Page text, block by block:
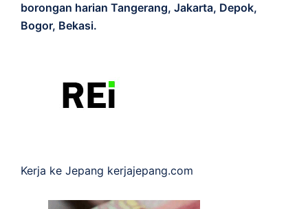
borongan harian Tangerang, Jakarta, Depok,
Bogor, Bekasi.
Kerja ke Jepang kerjajepang.com